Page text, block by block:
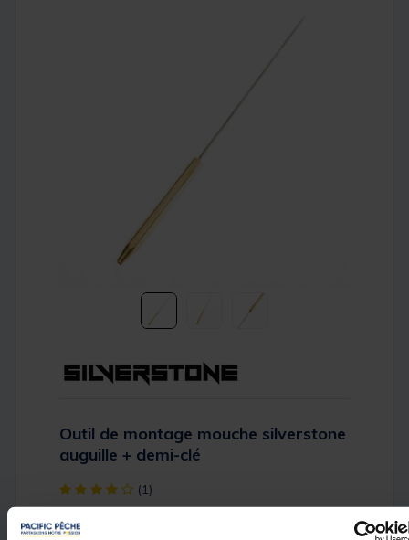
Outil de montage mouche silverstone
auguille + demi-clé
[object Object] out of 5 Customer Rating
(1)